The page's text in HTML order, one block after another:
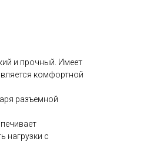
и прочный. Имеет
комфортной
разъемной
нагрузки с